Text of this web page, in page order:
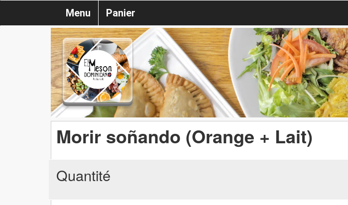
Menu Panier
Morir soñando (Orange + Lait)
Quantité